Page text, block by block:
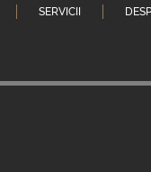
SERVICII